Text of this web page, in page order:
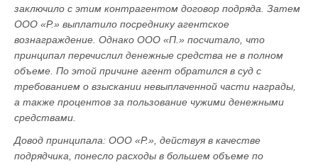
заключило с этим контрагентом договор подряда. Затем
ООО «Р.» выплатило посреднику агентское
вознаграждение. Однако ООО «П.» посчитало, что
принципал перечислил денежные средства не в полном
объеме. По этой причине агент обратился в суд с
требованием о взыскании невыплаченной части награды,
а также процентов за пользование чужими денежными
средствами.
Довод принципала: ООО «Р.», действуя в качестве
подрядчика, понесло расходы в большем объеме по